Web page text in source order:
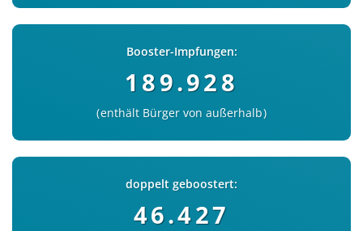
Booster-Impfungen:
189.928
enthält Bürger von außerhalb
doppelt geboostert:
46.427